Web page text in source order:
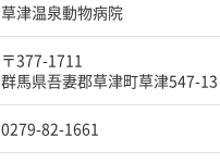
草津温泉動物病院
〒377-1711
群馬県吾妻郡草津町草津547-13
0279-82-1661